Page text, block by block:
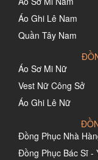
Áo Ghi Lê Nam
Quần Tây Nam
Áo Sơ Mi Nữ
Vest Nữ Công Sở
Áo Ghi Lê Nữ
Đồng Phục Nhà
Đồng Phục Bác Sĩ -